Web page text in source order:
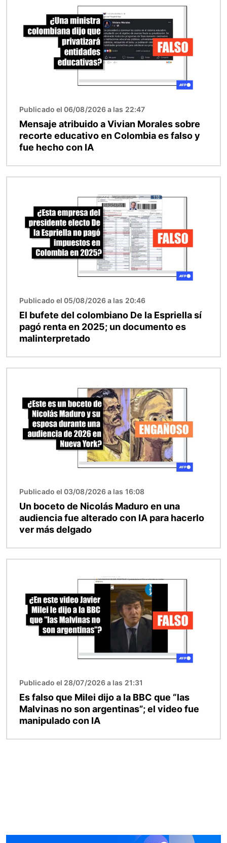
Publicado el 06/08/2026 a las 22:47
Mensaje atribuido a Vivian Morales sobre
recorte educativo en Colombia es falso y
fue hecho con IA
Publicado el 05/08/2026 a las 20:46
El bufete del colombiano De la Espriella sí
pagó renta en 2025; un documento es
malinterpretado
Publicado el 03/08/2026 a las 16:08
Un boceto de Nicolás Maduro en una
audiencia fue alterado con IA para hacerlo
ver más delgado
Publicado el 28/07/2026 a las 21:31
Es falso que Milei dijo a la BBC que “las
Malvinas no son argentinas”; el video fue
manipulado con IA